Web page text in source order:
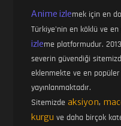
Anime izlemek için en
Türkiye'nin en köklü ve
izleme platformudur.
severin güvendiği
eklenmekte ve en
yayınlanmaktadır.
Sitemizdeaksiyon,
kurgu ve daha birçok